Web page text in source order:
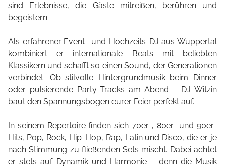
sind Erlebnisse, die Gäste mitreißen, berühren und
begeistern.
Als erfahrener Event- und Hochzeits-DJ aus Wuppertal
kombiniert er internationale Beats mit beliebten
Klassikern und schafft so einen Sound, der Generationen
verbindet. Ob stilvolle Hintergrundmusik beim Dinner
oder pulsierende Party-Tracks am Abend – DJ Witzin
baut den Spannungsbogen eurer Feier perfekt auf.
In seinem Repertoire finden sich 70er-, 80er- und 90er-
Hits, Pop, Rock, Hip-Hop, Rap, Latin und Disco, die er je
nach Stimmung zu fließenden Sets mischt. Dabei achtet
er stets auf Dynamik und Harmonie – denn die Musik